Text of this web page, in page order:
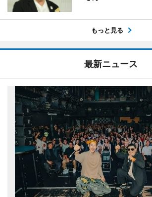
もっと見る
最新ニュース